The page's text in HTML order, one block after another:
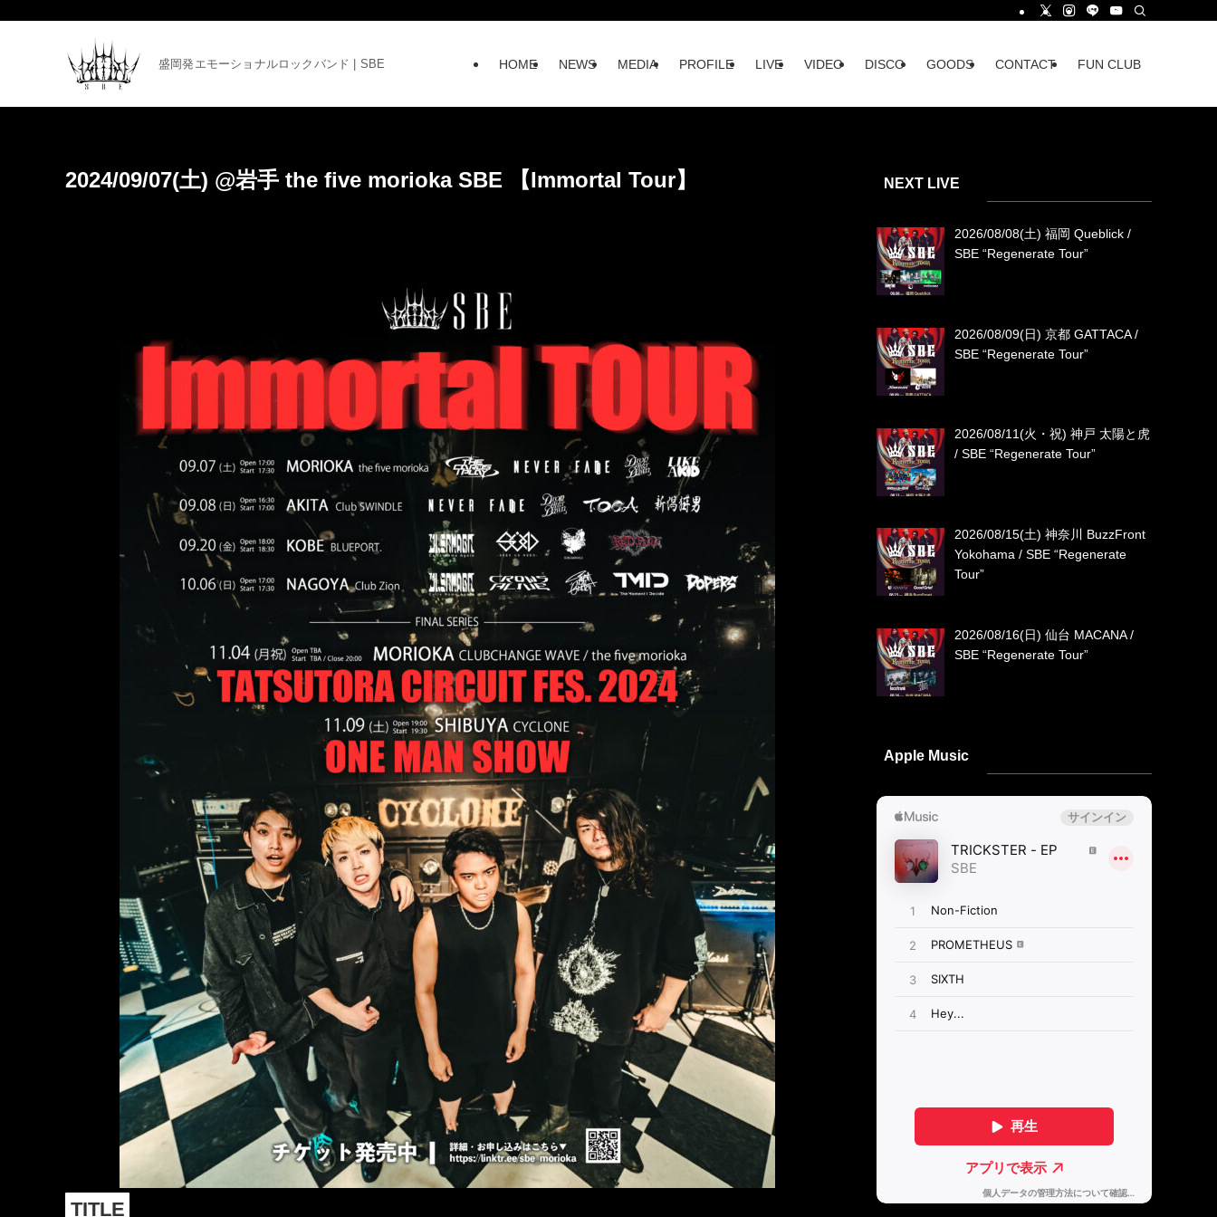
盛岡発エモーショナルロックバンド | SBE HOME NEWS MEDIA PROFILE LIVE VIDEO DISCO GOODS CONTACT FUN CLUB
2024/09/07(土) @岩手 the five morioka SBE 【Immortal Tour】
TITLE
NEXT LIVE
2026/08/08(土) 福岡 Queblick /
SBE “Regenerate Tour”
2026/08/09(日) 京都 GATTACA /
SBE “Regenerate Tour”
2026/08/11(火・祝) 神戸 太陽と虎
/ SBE “Regenerate Tour”
2026/08/15(土) 神奈川 BuzzFront
Yokohama / SBE “Regenerate
Tour”
2026/08/16(日) 仙台 MACANA /
SBE “Regenerate Tour”
Apple Music